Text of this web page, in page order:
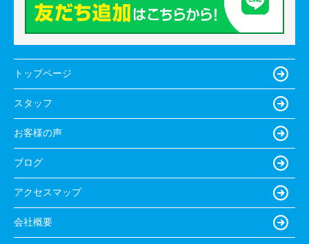
トップページ
スタッフ
お客様の声
ブログ
アクセスマップ
会社概要